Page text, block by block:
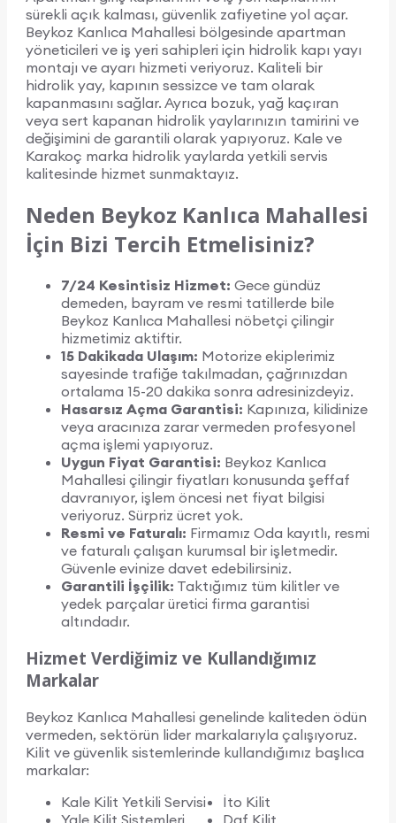
sürekli açık kalması, güvenlik zafiyetine yol açar.
Beykoz Kanlıca Mahallesi bölgesinde apartman
yöneticileri ve iş yeri sahipleri için hidrolik kapı yayı
montajı ve ayarı hizmeti veriyoruz. Kaliteli bir
hidrolik yay, kapının sessizce ve tam olarak
kapanmasını sağlar. Ayrıca bozuk, yağ kaçıran
veya sert kapanan hidrolik yaylarınızın tamirini ve
değişimini de garantili olarak yapıyoruz. Kale ve
Karakoç marka hidrolik yaylarda yetkili servis
kalitesinde hizmet sunmaktayız.
Neden Beykoz Kanlıca Mahallesi
İçin Bizi Tercih Etmelisiniz?
7/24 Kesintisiz Hizmet: Gece gündüz
demeden, bayram ve resmi tatillerde bile
Beykoz Kanlıca Mahallesi nöbetçi çilingir
hizmetimiz aktiftir.
15 Dakikada Ulaşım: Motorize ekiplerimiz
sayesinde trafiğe takılmadan, çağrınızdan
ortalama 15-20 dakika sonra adresinizdeyiz.
Hasarsız Açma Garantisi: Kapınıza, kilidinize
veya aracınıza zarar vermeden profesyonel
açma işlemi yapıyoruz.
Uygun Fiyat Garantisi: Beykoz Kanlıca
Mahallesi çilingir fiyatları konusunda şeffaf
davranıyor, işlem öncesi net fiyat bilgisi
veriyoruz. Sürpriz ücret yok.
Resmi ve Faturalı: Firmamız Oda kayıtlı, resmi
ve faturalı çalışan kurumsal bir işletmedir.
Güvenle evinize davet edebilirsiniz.
Garantili İşçilik: Taktığımız tüm kilitler ve
yedek parçalar üretici firma garantisi
altındadır.
Hizmet Verdiğimiz ve Kullandığımız
Markalar
Beykoz Kanlıca Mahallesi genelinde kaliteden ödün
vermeden, sektörün lider markalarıyla çalışıyoruz.
Kilit ve güvenlik sistemlerinde kullandığımız başlıca
markalar:
Kale Kilit Yetkili Servisi
Yale Kilit Sistemleri
İto Kilit
Daf Kilit